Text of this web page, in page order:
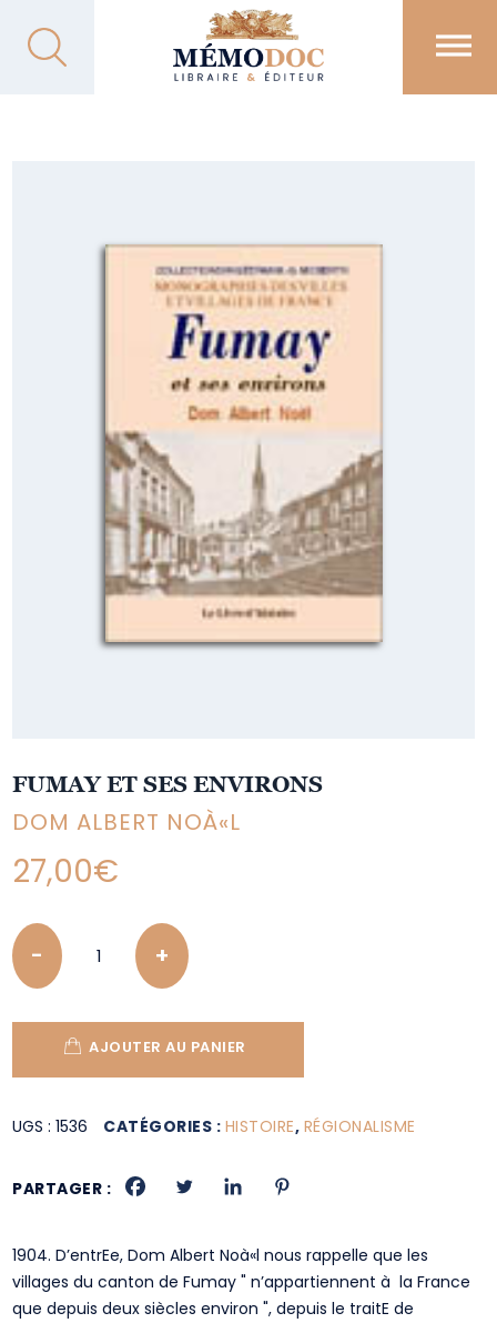
FUMAY ET SES ENVIRONS
DOM ALBERT NOÀ«L
27,00€
Quantity
AJOUTER AU PANIER
UGS :1536 CATÉGORIES : HISTOIRE, RÉGIONALISME
PARTAGER :
1904. D’entrEe, Dom Albert Noà«l nous rappelle que les
villages du canton de Fumay " n’appartiennent à la France
que depuis deux siècles environ ", depuis le traitE de